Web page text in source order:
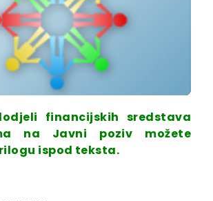
financijskih sredstava
na Javni poziv možete
ispod teksta.